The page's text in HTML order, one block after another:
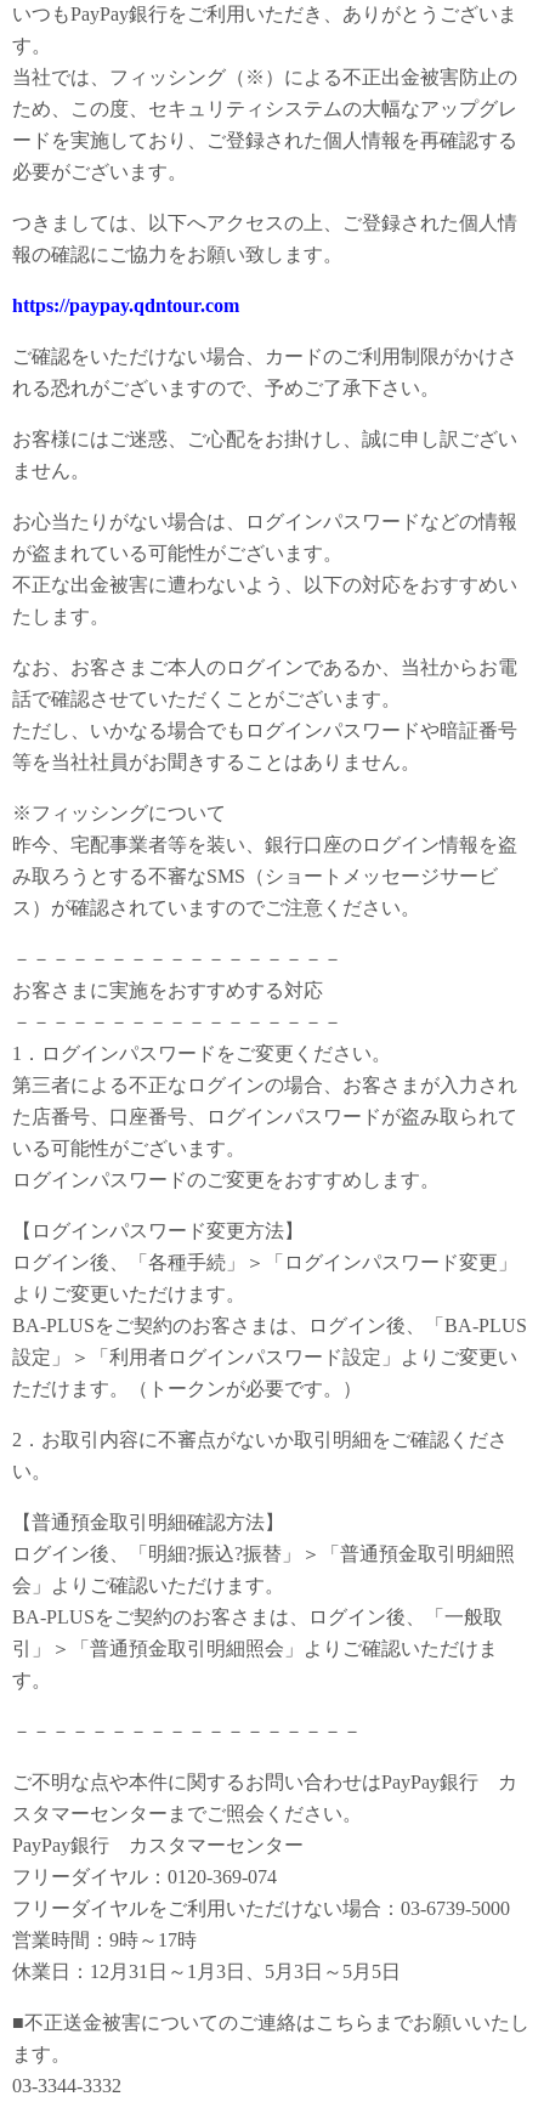
いつもPayPay銀行をご利用いただき、ありがとうございま
す。
当社では、フィッシング（※）による不正出金被害防止の
ため、この度、セキュリティシステムの大幅なアップグレ
ードを実施しており、ご登録された個人情報を再確認する
必要がございます。
つきましては、以下へアクセスの上、ご登録された個人情
報の確認にご協力をお願い致します。
https://paypay.qdntour.com
ご確認をいただけない場合、カードのご利用制限がかけさ
れる恐れがございますので、予めご了承下さい。
お客様にはご迷惑、ご心配をお掛けし、誠に申し訳ござい
ません。
お心当たりがない場合は、ログインパスワードなどの情報
が盗まれている可能性がございます。
不正な出金被害に遭わないよう、以下の対応をおすすめい
たします。
なお、お客さまご本人のログインであるか、当社からお電
話で確認させていただくことがございます。
ただし、いかなる場合でもログインパスワードや暗証番号
等を当社社員がお聞きすることはありません。
※フィッシングについて
昨今、宅配事業者等を装い、銀行口座のログイン情報を盗
み取ろうとする不審なSMS（ショートメッセージサービ
ス）が確認されていますのでご注意ください。
－－－－－－－－－－－－－－－－－
お客さまに実施をおすすめする対応
－－－－－－－－－－－－－－－－－
1．ログインパスワードをご変更ください。
第三者による不正なログインの場合、お客さまが入力され
た店番号、口座番号、ログインパスワードが盗み取られて
いる可能性がございます。
ログインパスワードのご変更をおすすめします。
【ログインパスワード変更方法】
ログイン後、「各種手続」＞「ログインパスワード変更」
よりご変更いただけます。
BA-PLUSをご契約のお客さまは、ログイン後、「BA-PLUS
設定」＞「利用者ログインパスワード設定」よりご変更い
ただけます。（トークンが必要です。）
2．お取引内容に不審点がないか取引明細をご確認くださ
い。
【普通預金取引明細確認方法】
ログイン後、「明細?振込?振替」＞「普通預金取引明細照
会」よりご確認いただけます。
BA-PLUSをご契約のお客さまは、ログイン後、「一般取
引」＞「普通預金取引明細照会」よりご確認いただけま
す。
－－－－－－－－－－－－－－－－－－
ご不明な点や本件に関するお問い合わせはPayPay銀行 カ
スタマーセンターまでご照会ください。
PayPay銀行 カスタマーセンター
フリーダイヤル：0120-369-074
フリーダイヤルをご利用いただけない場合：03-6739-5000
営業時間：9時～17時
休業日：12月31日～1月3日、5月3日～5月5日
■不正送金被害についてのご連絡はこちらまでお願いいたし
ます。
03-3344-3332